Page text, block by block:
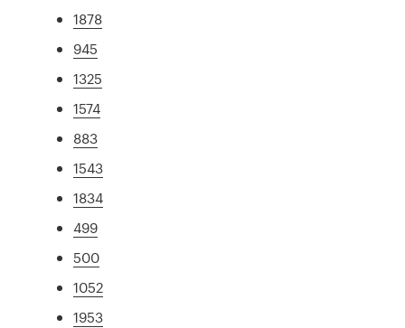
1878
945
1325
1574
883
1543
1834
499
500
1052
1953